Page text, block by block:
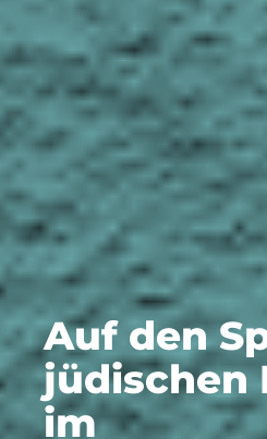
Auf den
jüdischen
im